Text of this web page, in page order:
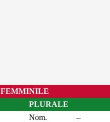
FEMMINILE
PLURALE
Nom.
–